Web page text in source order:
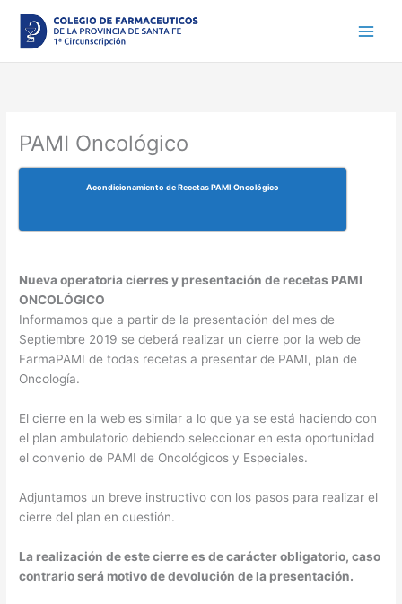
contenido
PAMI Oncológico
Acondicionamiento de Recetas PAMI Oncológico
Nueva operatoria cierres y presentación de recetas PAMI
ONCOLÓGICO
Informamos que a partir de la presentación del mes de
Septiembre 2019 se deberá realizar un cierre por la web de
FarmaPAMI de todas recetas a presentar de PAMI, plan de
Oncología.
El cierre en la web es similar a lo que ya se está haciendo con
el plan ambulatorio debiendo seleccionar en esta oportunidad
el convenio de PAMI de Oncológicos y Especiales.
Adjuntamos un breve instructivo con los pasos para realizar el
cierre del plan en cuestión.
La realización de este cierre es de carácter obligatorio, caso
contrario será motivo de devolución de la presentación.